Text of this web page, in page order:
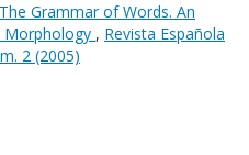
Grammar of Words. An
Morphology , Revista Española
2 (2005)